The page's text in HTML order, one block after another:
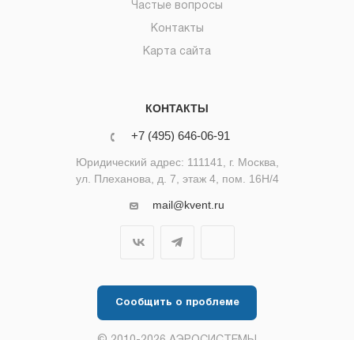
Частые вопросы
Контакты
Карта сайта
КОНТАКТЫ
+7 (495) 646-06-91
Юридический адрес: 111141, г. Москва,
ул. Плеханова, д. 7, этаж 4, пом. 16Н/4
mail@kvent.ru
Сообщить о проблеме